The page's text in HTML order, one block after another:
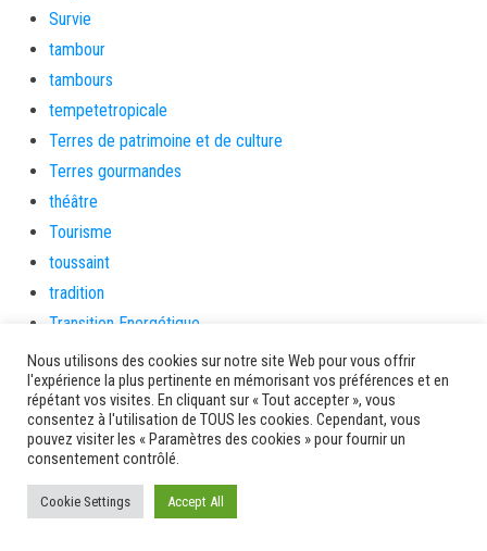
Survie
tambour
tambours
tempetetropicale
Terres de patrimoine et de culture
Terres gourmandes
théâtre
Tourisme
toussaint
tradition
Transition Energétique
Transport et routes
Travail
Travaux
Travaux THD
TSUNAMI
Nous utilisons des cookies sur notre site Web pour vous offrir
l'expérience la plus pertinente en mémorisant vos préférences et en
répétant vos visites. En cliquant sur « Tout accepter », vous
consentez à l'utilisation de TOUS les cookies. Cependant, vous
pouvez visiter les « Paramètres des cookies » pour fournir un
consentement contrôlé.
Cookie Settings Accept All